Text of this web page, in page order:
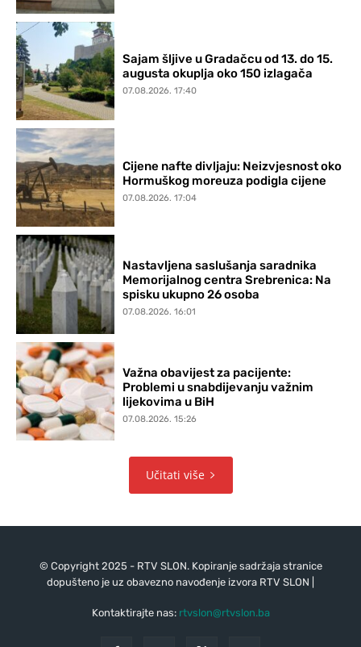
Sajam šljive u Gradačcu od 13. do 15.
augusta okuplja oko 150 izlagača
07.08.2026. 17:40
Cijene nafte divljaju: Neizvjesnost oko
Hormuškog moreuza podigla cijene
07.08.2026. 17:04
Nastavljena saslušanja saradnika
Memorijalnog centra Srebrenica: Na
spisku ukupno 26 osoba
07.08.2026. 16:01
Važna obavijest za pacijente:
Problemi u snabdijevanju važnim
lijekovima u BiH
07.08.2026. 15:26
Učitati više
© Copyright 2025 - RTV SLON. Kopiranje sadržaja stranice
dopušteno je uz obavezno navođenje izvora RTV SLON |
Kontaktirajte nas: rtvslon@rtvslon.ba